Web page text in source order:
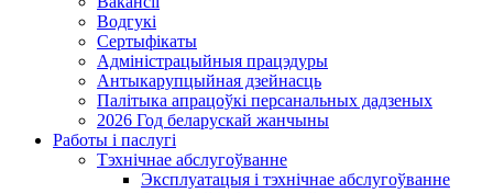
Водгукі
Сертыфікаты
Адміністрацыйныя працэдуры
Антыкарупцыйная дзейнасць
Палітыка апрацоўкі персанальных дадзеных
2026 Год беларускай жанчыны
Работы і паслугі
Тэхнічнае абслугоўванне
Эксплуатацыя і тэхнічнае абслугоўванне